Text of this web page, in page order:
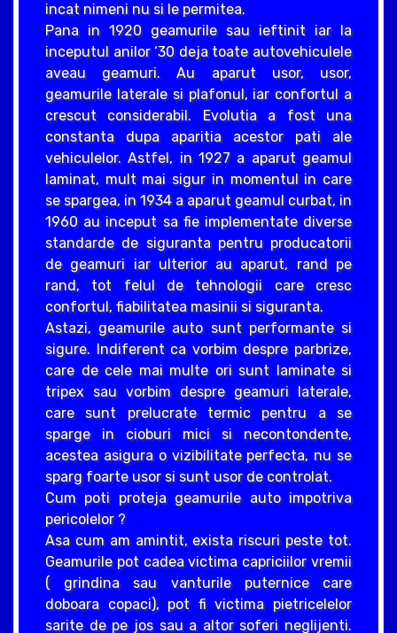
incat nimeni nu si le permitea.
Pana in 1920 geamurile sau ieftinit iar la
inceputul anilor ‘30 deja toate autovehiculele
aveau geamuri. Au aparut usor, usor,
geamurile laterale si plafonul, iar confortul a
crescut considerabil. Evolutia a fost una
constanta dupa aparitia acestor pati ale
vehiculelor. Astfel, in 1927 a aparut geamul
laminat, mult mai sigur in momentul in care
se spargea, in 1934 a aparut geamul curbat, in
1960 au inceput sa fie implementate diverse
standarde de siguranta pentru producatorii
de geamuri iar ulterior au aparut, rand pe
rand, tot felul de tehnologii care cresc
confortul, fiabilitatea masinii si siguranta.
Astazi, geamurile auto sunt performante si
sigure. Indiferent ca vorbim despre parbrize,
care de cele mai multe ori sunt laminate si
tripex sau vorbim despre geamuri laterale,
care sunt prelucrate termic pentru a se
sparge in cioburi mici si necontondente,
acestea asigura o vizibilitate perfecta, nu se
sparg foarte usor si sunt usor de controlat.
Cum poti proteja geamurile auto impotriva
pericolelor ?
Asa cum am amintit, exista riscuri peste tot.
Geamurile pot cadea victima capriciilor vremii
( grindina sau vanturile puternice care
doboara copaci), pot fi victima pietricelelor
sarite de pe jos sau a altor soferi neglijenti.